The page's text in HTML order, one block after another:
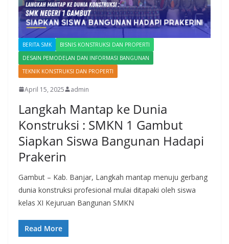
BERITA SMK
BISNIS KONSTRUKSI DAN PROPERTI
DESAIN PEMODELAN DAN INFORMASI BANGUNAN
TEKNIK KONSTRUKSI DAN PROPERTI
April 15, 2025 admin
Langkah Mantap ke Dunia
Konstruksi : SMKN 1 Gambut
Siapkan Siswa Bangunan Hadapi
Prakerin
Gambut – Kab. Banjar, Langkah mantap menuju gerbang
dunia konstruksi profesional mulai ditapaki oleh siswa
kelas XI Kejuruan Bangunan SMKN
Read More